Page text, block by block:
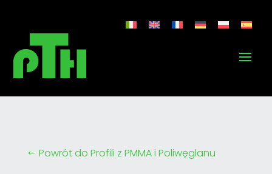
# Powrót do Profili z PMMA i Poliwęglanu